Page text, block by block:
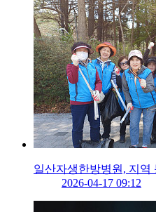
일산자생한방병원, 지역
2026-04-17 09:12